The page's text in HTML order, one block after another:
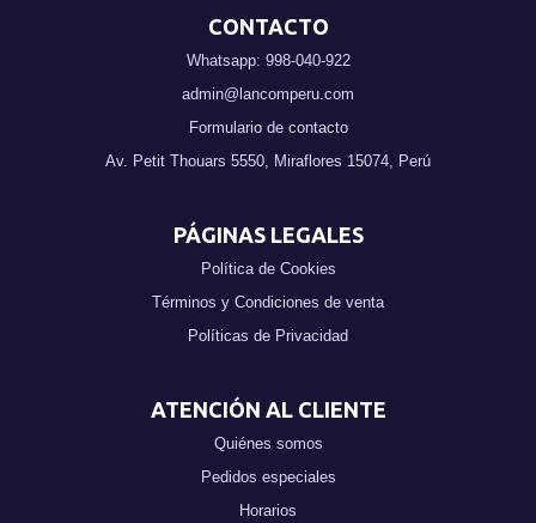
CONTACTO
Whatsapp: 998-040-922
admin@lancomperu.com
Formulario de contacto
Av. Petit Thouars 5550, Miraflores 15074, Perú
PÁGINAS LEGALES
Política de Cookies
Términos y Condiciones de venta
Políticas de Privacidad
ATENCIÓN AL CLIENTE
Quiénes somos
Pedidos especiales
Horarios